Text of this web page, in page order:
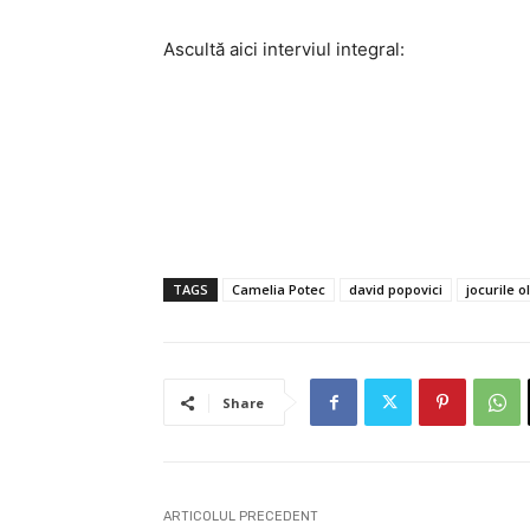
Ascultă aici interviul integral:
TAGS Camelia Potec david popovici jocurile
Share
ARTICOLUL PRECEDENT